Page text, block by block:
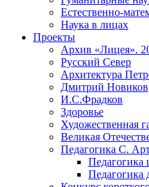
Естественно-
Наука в лицах
Проекты
Архив «Лицея».
Русский Север
Архитектура
Дмитрий Новиков
И.С.Фрадков
Здоровье
Художественная
Великая
Педагогика С.
Педагогика
Педагогика